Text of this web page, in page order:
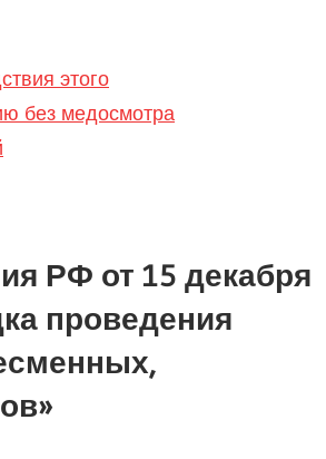
этого
без медосмотра
РФ от 15 декабря
проведения